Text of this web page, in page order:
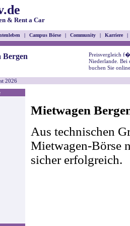
Rent a Car
| Campus Börse | Community | Karriere |
Bergen
Preisvergleich
Niederlande. Bei
buchen Sie
2026
Mietwagen
Aus technischen
Mietwagen-Börse
sicher erfolgreich.